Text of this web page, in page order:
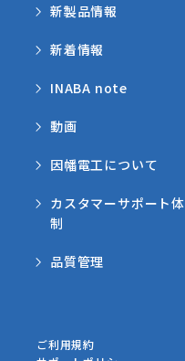
新製品情報
新着情報
INABA note
動画
因幡電工について
カスタマーサポート体
制
品質管理
ご利用規約